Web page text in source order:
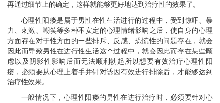
再通过细节上的确定，这样就能够更好地达到治疗性的效果了。
心理性阳痿是属于男性在性生活进行的过程中，受到惊吓、暴
力、刺激、嘲笑等多种不安定的心理情绪影响之后，使自身的心理
方面存在对于性方面的一些排斥、反感、恐慌性的问题存在，就会
因此而导致男性在进行性生活这个过程中，就会因此而存在某些顾
虑以及阴影性影响后而无法顺利勃起所以想要有效治疗心理性阳
痿，必须要从心理上着手并针对诱因有效进行排除后，才能够达到
治疗性效果。
一般情况下，心理性阳痿的男性在进行治疗时，必须要针对心